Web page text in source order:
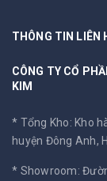
THÔNG TIN LIÊN
CÔNG TY CỔ
KIM
* Tổng Kho: Kho
huyện Đông Anh,
* Showroom: